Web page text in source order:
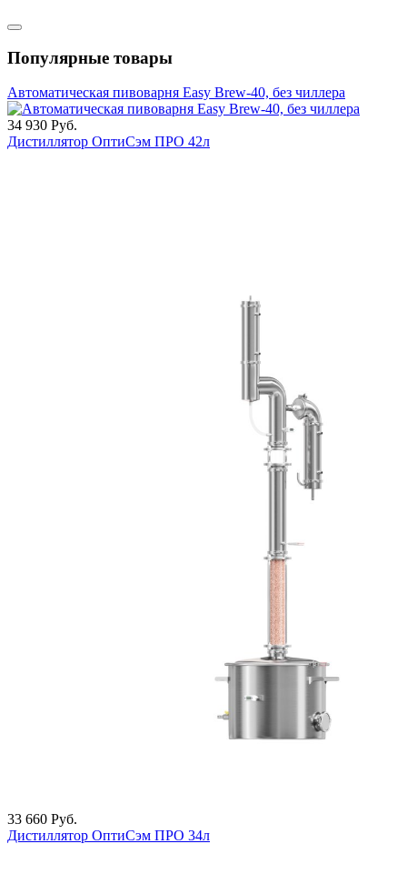
Популярные товары
Автоматическая пивоварня Easy Brew-40, без чиллера
34 930 Руб.
Дистиллятор ОптиСэм ПРО 42л
33 660 Руб.
Дистиллятор ОптиСэм ПРО 34л